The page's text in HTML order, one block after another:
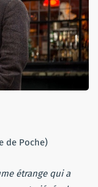
de Poche)
étrange qui a